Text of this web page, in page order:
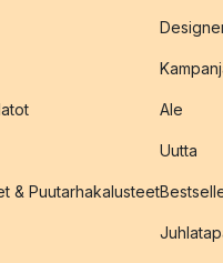
& Puutarhakalusteet
Ale
Uutta